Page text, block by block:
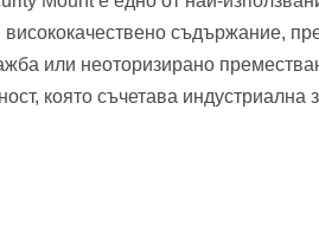
съдържание,
или неоторизирано
която съчетава индустриална